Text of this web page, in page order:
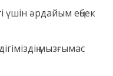
үшін әрдайым еңбек
мызғымас